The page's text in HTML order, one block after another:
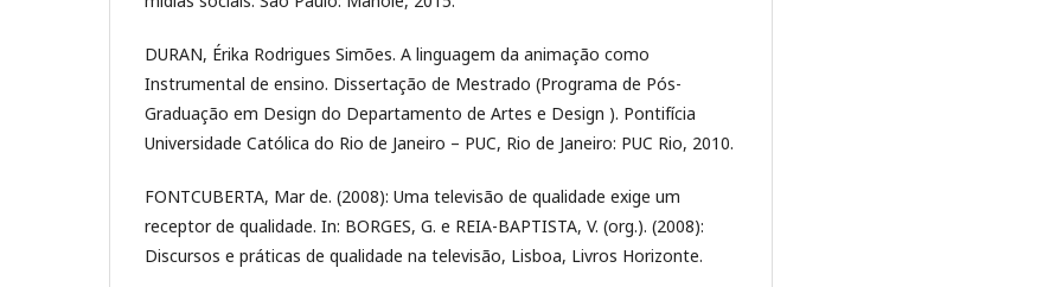
DURAN, Érika Rodrigues Simões. A linguagem da animação como
Instrumental de ensino. Dissertação de Mestrado (Programa de Pós-
Graduação em Design do Departamento de Artes e Design ). Pontifícia
Universidade Católica do Rio de Janeiro – PUC, Rio de Janeiro: PUC Rio, 2010.
FONTCUBERTA, Mar de. (2008): Uma televisão de qualidade exige um
receptor de qualidade. In: BORGES, G. e REIA-BAPTISTA, V. (org.). (2008):
Discursos e práticas de qualidade na televisão, Lisboa, Livros Horizonte.